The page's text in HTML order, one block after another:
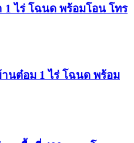
1 ไร่ โฉนด พร้อมโอน โทร
นต๋อม 1 ไร่ โฉนด พร้อม